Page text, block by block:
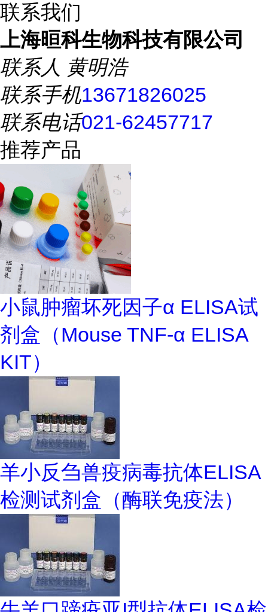
联系我们
上海晅科生物科技有限公司
联系人 黄明浩
联系手机13671826025
联系电话021-62457717
推荐产品
小鼠肿瘤坏死因子α ELISA试
剂盒（Mouse TNF-α ELISA
KIT）
羊小反刍兽疫病毒抗体ELISA
检测试剂盒（酶联免疫法）